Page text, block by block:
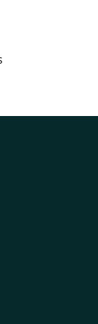
LinkedIn -
suivre sursuivre sur
page Nous
Bluesky -
le vivant, le
contacter